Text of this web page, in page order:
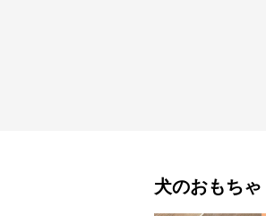
犬のおもちゃ